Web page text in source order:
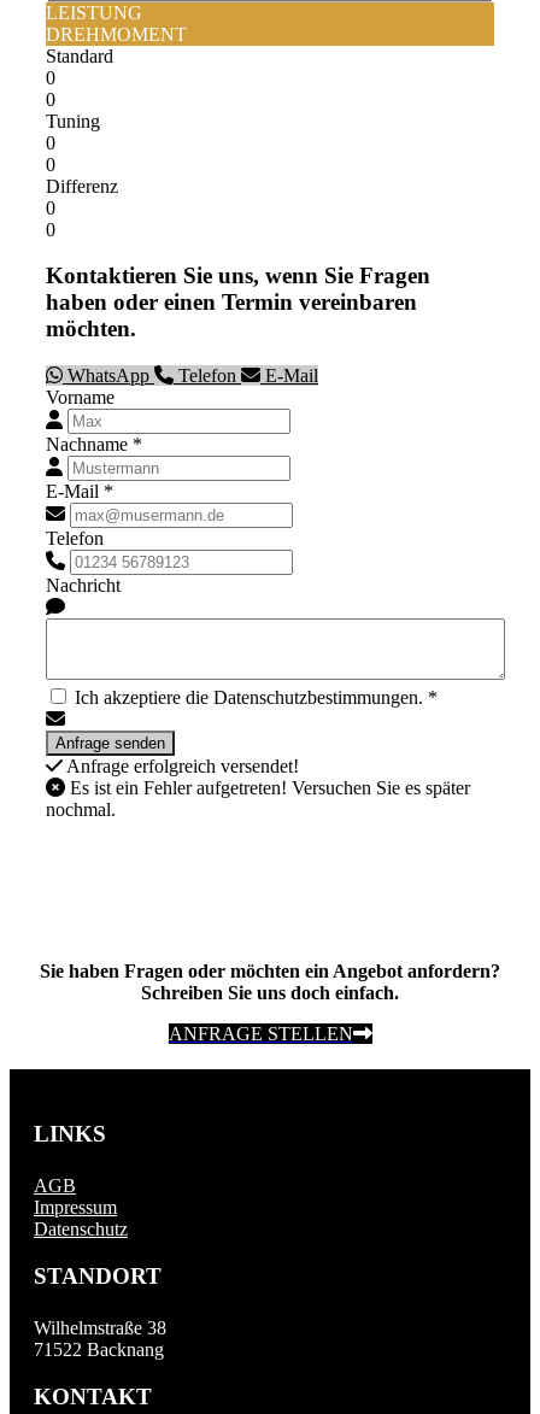
LEISTUNG
DREHMOMENT
Standard
0
0
Tuning
0
0
Differenz
0
0
Kontaktieren Sie uns, wenn Sie Fragen
haben oder einen Termin vereinbaren
möchten.
WhatsApp Telefon
E-Mail
Vorname
Nachname *
E-Mail *
Telefon
Nachricht
Ich akzeptiere die Datenschutzbestimmungen. *
Anfrage erfolgreich versendet!
Es ist ein Fehler aufgetreten! Versuchen Sie es später
nochmal.
Sie haben Fragen oder möchten ein Angebot anfordern?
Schreiben Sie uns doch einfach.
ANFRAGE STELLEN
LINKS
AGB
Impressum
Datenschutz
STANDORT
Wilhelmstraße 38
71522 Backnang
KONTAKT